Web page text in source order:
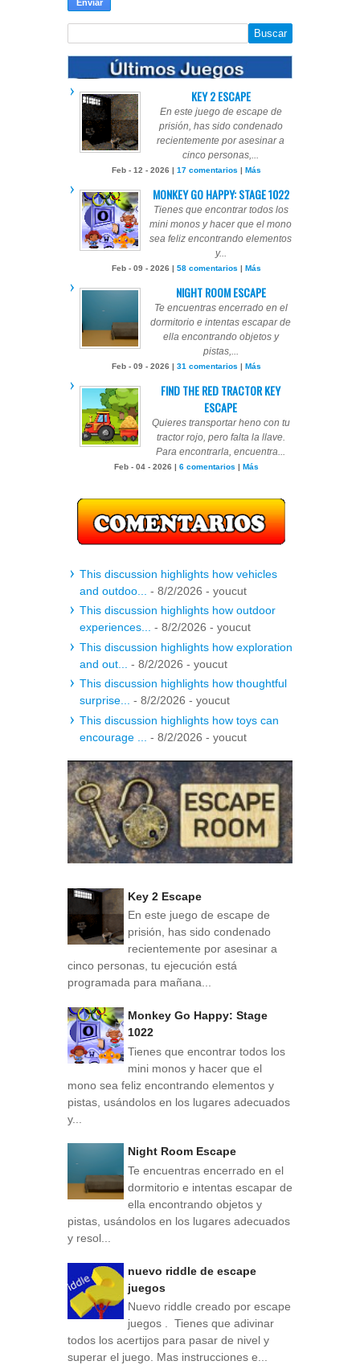
KEY 2 ESCAPE
En este juego de escape de
prisión, has sido condenado
recientemente por asesinar a
cinco personas,...
Feb - 12 - 2026 | 17 comentarios | Más
MONKEY GO HAPPY: STAGE 1022
Tienes que encontrar todos los
mini monos y hacer que el mono
sea feliz encontrando elementos
y...
Feb - 09 - 2026 | 58 comentarios | Más
NIGHT ROOM ESCAPE
Te encuentras encerrado en el
dormitorio e intentas escapar de
ella encontrando objetos y
pistas,...
Feb - 09 - 2026 | 31 comentarios | Más
FIND THE RED TRACTOR KEY
ESCAPE
Quieres transportar heno con tu
tractor rojo, pero falta la llave.
Para encontrarla, encuentra...
Feb - 04 - 2026 | 6 comentarios | Más
This discussion highlights how vehicles
and outdoo...
- 8/2/2026 - youcut
This discussion highlights how outdoor
experiences... - 8/2/2026 - youcut
This discussion highlights how exploration
and out...
- 8/2/2026 - youcut
This discussion highlights how thoughtful
surprise... - 8/2/2026 - youcut
This discussion highlights how toys can
encourage ...
- 8/2/2026 - youcut
Key 2 Escape
En este juego de escape de
prisión, has sido condenado
recientemente por asesinar a
cinco personas, tu ejecución está
programada para mañana...
Monkey Go Happy: Stage
1022
Tienes que encontrar todos los
mini monos y hacer que el
mono sea feliz encontrando elementos y
pistas, usándolos en los lugares adecuados
y...
Night Room Escape
Te encuentras encerrado en el
dormitorio e intentas escapar de
ella encontrando objetos y
pistas, usándolos en los lugares adecuados
y resol...
nuevo riddle de escape
juegos
Nuevo riddle creado por escape
juegos . Tienes que adivinar
todos los acertijos para pasar de nivel y
superar el juego. Mas instrucciones e...